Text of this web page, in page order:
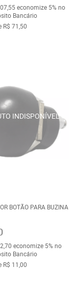
economize 5%no
Bancário
R$ 71,50
BOTÃO PARA BUZINA
economize 5%no
Bancário
R$ 11,00